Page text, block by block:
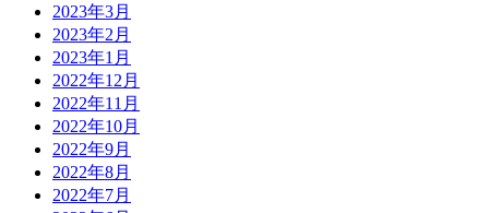
2023年3月
2023年2月
2023年1月
2022年12月
2022年11月
2022年10月
2022年9月
2022年8月
2022年7月